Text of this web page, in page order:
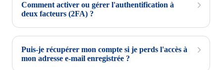
Comment activer ou gérer l'authentification à
deux facteurs (2FA) ?
Puis-je récupérer mon compte si je perds l'accès à
mon adresse e-mail enregistrée ?